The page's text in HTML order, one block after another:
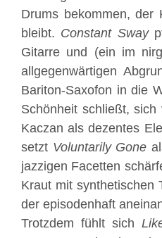
Drums bekommen, der
bleibt. Constant Sway
Gitarre und (ein im
allgegenwärtigen
Bariton-Saxofon in die
Schönheit schließt,
Kaczan als dezentes
setzt Voluntarily Gone
jazzigen Facetten
Kraut mit synthetischen
der episodenhaft
Trotzdem fühlt sich